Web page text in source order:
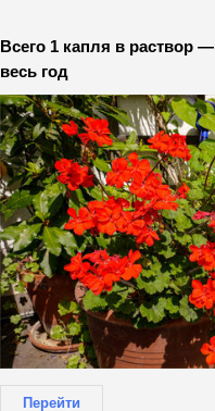
Всего 1 капля в раствор — и пеларгония цветёт непрерывно
весь год
Перейти